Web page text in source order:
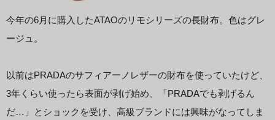
今年の6月に購入したATAOのリモシリーズの長財布。色はグレ
ージュ。
以前はPRADAのサフィアーノレザーの財布を使っていたけど、
3年くらい使ったら表面が剥げ始め、「PRADAでも剥げるん
だ…」とショックを受け、高級ブランドには興味がなってしま